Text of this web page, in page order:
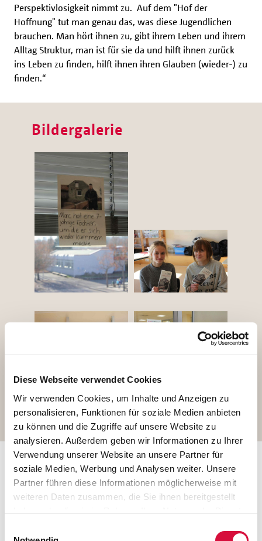
Diese Webseite verwendet Cookies
Wir verwenden Cookies, um Inhalte und Anzeigen zu
personalisieren, Funktionen für soziale Medien anbieten
zu können und die Zugriffe auf unsere Website zu
analysieren. Außerdem geben wir Informationen zu Ihrer
Verwendung unserer Website an unsere Partner für
soziale Medien, Werbung und Analysen weiter. Unsere
Partner führen diese Informationen möglicherweise mit
weiteren Daten zusammen, die Sie ihnen bereitgestellt
haben oder die sie im Rahmen Ihrer Nutzung der Dienste
Cookies, wenn Sie unsere Webseite weiterhin nutzen.
Perspektivlosigkeit nimmt zu. Auf dem "Hof der
Hoffnung" tut man genau das, was diese Jugendlichen
brauchen. Man hört ihnen zu, gibt ihrem Leben und ihrem
Alltag Struktur, man ist für sie da und hilft ihnen zurück
ins Leben zu finden, hilft ihnen ihren Glauben (wieder-) zu
finden.“
Bildergalerie
< 1 2 3 >
Die Motivation der Schüler und Schülerinnen reißt nicht
ein: Sie planen weitere Spendenaktionen für die Fazenda.
Angedacht sind ein Spendenstand auf dem Rathausplatz
in Vellmar und eine Vorstellung in der Heilig Geist